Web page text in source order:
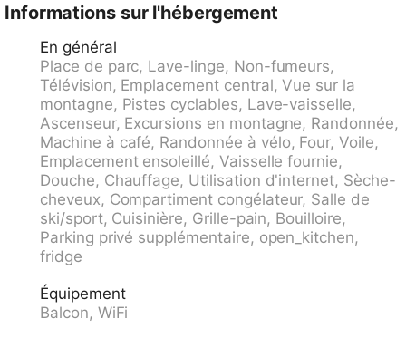
la mer, de 3 étages. Au centre de Rigi Kaltbad,
situation centrale, tranquille, ensoleillée, à 100 m du
domaine skiable. Infrastructures de la Maison:
kiosque, ascenseur, local pour les skis, chauffage
central, lave-linge, sèche-linge (en commun, en sus).
Accès en voiture jusqu'à 2 km de la maison. Place de
parking (en sus) à 2 km. Magasin d'alimentation,
restaurant 50 m, arrêt de bus "Weggis, Seilbahn" 2
km, gare ferroviaire "Rigi Kaltbad" 50 m, centre
thermal "Mineralbad & Spa Rigi Kaltbad" 100 m.
Chemins de randonnées pédestres depuis la maison
50 m, téléphérique, téléski, pistes de ski. Piste de
luge, jeux pour enfants 100 m. Les domaines skiables
de renommée sont facilement accessibles: Rigi
accessibles: Vierwaldstättersee 2 km. Région de
randonnées: Rigi. Veuillez noter: complexe de
Informations sur l'hébergement
En général
Place de parc, Lave-linge, Non-fumeurs,
Télévision, Emplacement central, Vue sur la
montagne, Pistes cyclables, Lave-vaisselle,
Ascenseur, Excursions en montagne, Randonnée,
Machine à café, Randonnée à vélo, Four, Voile,
Emplacement ensoleillé, Vaisselle fournie,
Douche, Chauffage, Utilisation d'internet, Sèche-
cheveux, Compartiment congélateur, Salle de
ski/sport, Cuisinière, Grille-pain, Bouilloire,
Parking privé supplémentaire, open_kitchen,
fridge
Équipement
Balcon, WiFi